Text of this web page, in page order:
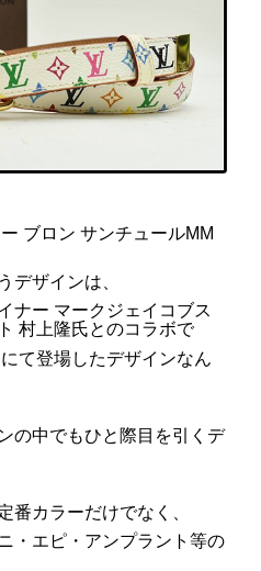
ブロン サンチュールMM
デザインは、
ナー マークジェイコブス
村上隆氏とのコラボで
て登場したデザインなん
の中でもひと際目を引くデ
番カラーだけでなく、
・エピ・アンプラント等の